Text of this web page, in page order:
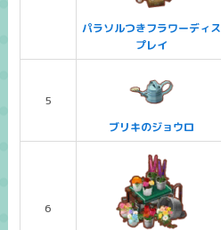
パラソルつきフラワーディス
プレイ
5
ブリキのジョウロ
6